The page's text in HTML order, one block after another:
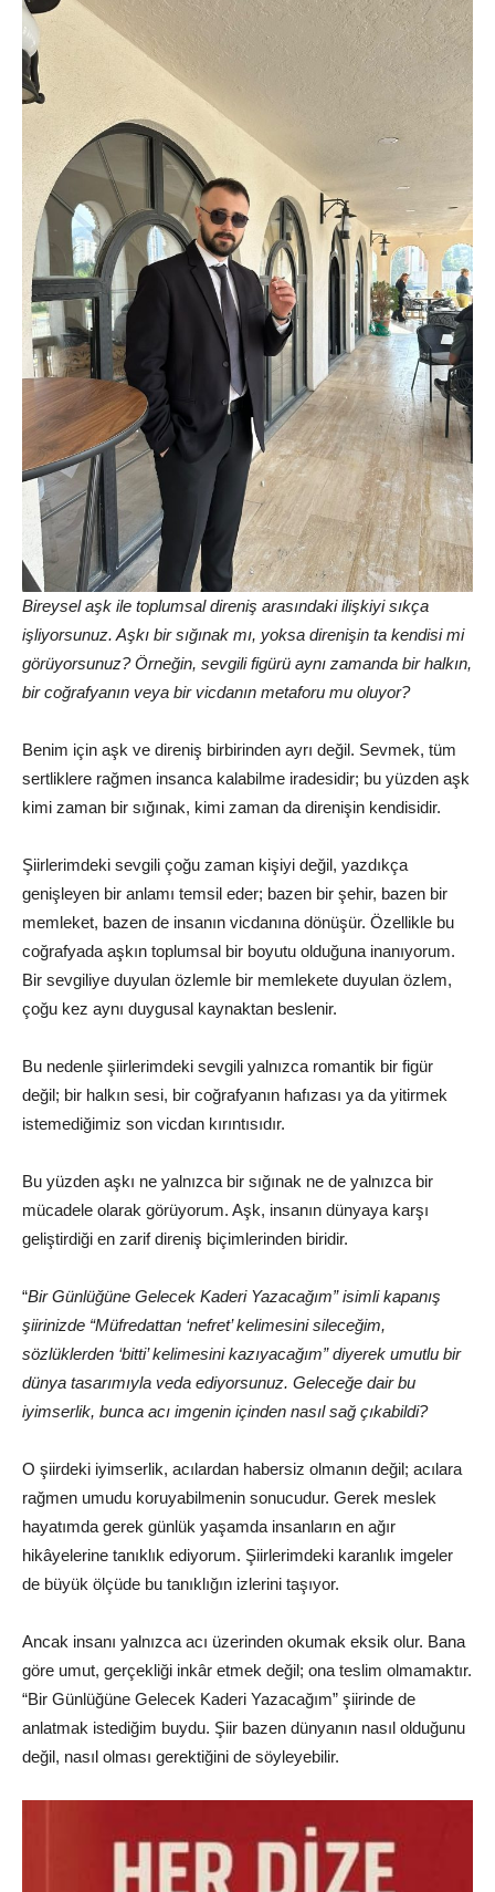
Bireysel aşk ile toplumsal direniş arasındaki ilişkiyi sıkça
işliyorsunuz. Aşkı bir sığınak mı, yoksa direnişin ta kendisi mi
görüyorsunuz? Örneğin, sevgili figürü aynı zamanda bir halkın,
bir coğrafyanın veya bir vicdanın metaforu mu oluyor?
Benim için aşk ve direniş birbirinden ayrı değil. Sevmek, tüm
sertliklere rağmen insanca kalabilme iradesidir; bu yüzden aşk
kimi zaman bir sığınak, kimi zaman da direnişin kendisidir.
Şiirlerimdeki sevgili çoğu zaman kişiyi değil, yazdıkça
genişleyen bir anlamı temsil eder; bazen bir şehir, bazen bir
memleket, bazen de insanın vicdanına dönüşür. Özellikle bu
coğrafyada aşkın toplumsal bir boyutu olduğuna inanıyorum.
Bir sevgiliye duyulan özlemle bir memlekete duyulan özlem,
çoğu kez aynı duygusal kaynaktan beslenir.
Bu nedenle şiirlerimdeki sevgili yalnızca romantik bir figür
değil; bir halkın sesi, bir coğrafyanın hafızası ya da yitirmek
istemediğimiz son vicdan kırıntısıdır.
Bu yüzden aşkı ne yalnızca bir sığınak ne de yalnızca bir
mücadele olarak görüyorum. Aşk, insanın dünyaya karşı
geliştirdiği en zarif direniş biçimlerinden biridir.
“Bir Günlüğüne Gelecek Kaderi Yazacağım” isimli kapanış
şiirinizde “Müfredattan ‘nefret’ kelimesini sileceğim,
sözlüklerden ‘bitti’ kelimesini kazıyacağım” diyerek umutlu bir
dünya tasarımıyla veda ediyorsunuz. Geleceğe dair bu
iyimserlik, bunca acı imgenin içinden nasıl sağ çıkabildi?
O şiirdeki iyimserlik, acılardan habersiz olmanın değil; acılara
rağmen umudu koruyabilmenin sonucudur. Gerek meslek
hayatımda gerek günlük yaşamda insanların en ağır
hikâyelerine tanıklık ediyorum. Şiirlerimdeki karanlık imgeler
de büyük ölçüde bu tanıklığın izlerini taşıyor.
Ancak insanı yalnızca acı üzerinden okumak eksik olur. Bana
göre umut, gerçekliği inkâr etmek değil; ona teslim olmamaktır.
“Bir Günlüğüne Gelecek Kaderi Yazacağım” şiirinde de
anlatmak istediğim buydu. Şiir bazen dünyanın nasıl olduğunu
değil, nasıl olması gerektiğini de söyleyebilir.